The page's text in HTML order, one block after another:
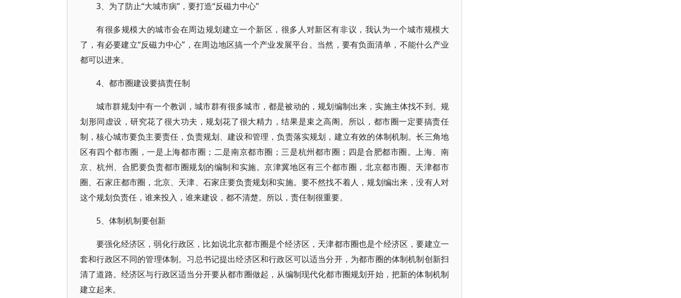
3、为了防止“大城市病”，要打造“反磁力中心”
有很多规模大的城市会在周边规划建立一个新区，很多人对新区有非议，我认为一个城市规模大
了，有必要建立“反磁力中心”，在周边地区搞一个产业发展平台。当然，要有负面清单，不能什么产业
都可以进来。
4、都市圈建设要搞责任制
城市群规划中有一个教训，城市群有很多城市，都是被动的，规划编制出来，实施主体找不到。规
划形同虚设，研究花了很大功夫，规划花了很大精力，结果是束之高阁。所以，都市圈一定要搞责任
制，核心城市要负主要责任，负责规划、建设和管理，负责落实规划，建立有效的体制机制。长三角地
区有四个都市圈，一是上海都市圈；二是南京都市圈；三是杭州都市圈；四是合肥都市圈。上海、南
京、杭州、合肥要负责都市圈规划的编制和实施。京津冀地区有三个都市圈，北京都市圈、天津都市
圈、石家庄都市圈，北京、天津、石家庄要负责规划和实施。要不然找不着人，规划编出来，没有人对
这个规划负责任，谁来投入，谁来建设，都不清楚。所以，责任制很重要。
5、体制机制要创新
要强化经济区，弱化行政区，比如说北京都市圈是个经济区，天津都市圈也是个经济区，要建立一
套和行政区不同的管理体制。习总书记提出经济区和行政区可以适当分开，为都市圈的体制机制创新扫
清了道路。经济区与行政区适当分开要从都市圈做起，从编制现代化都市圈规划开始，把新的体制机制
建立起来。